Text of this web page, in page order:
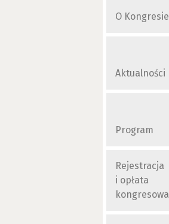
O Kongresie
Aktualności
Program
Rejestracja
i opłata
kongresowa